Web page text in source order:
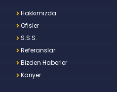
Hakkımızda
Ofisler
S.S.S.
Referanslar
Bizden Haberler
Kariyer